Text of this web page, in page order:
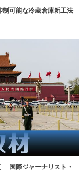
制可能な冷蔵倉庫新工法
国際ジャーナリスト・